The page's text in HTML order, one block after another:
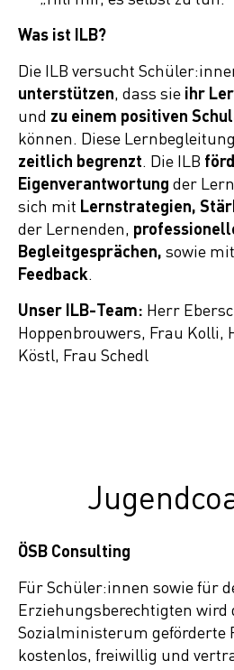
Was ist ILB?
Die ILB versucht
unterstützen, dass sie ihr
und zu einem positiven
können. Diese
zeitlich begrenzt. Die ILB
Eigenverantwortung der
sich mit Lernstrategien,
der Lernenden,
Begleitgesprächen, sowie mit
Feedback.
Unser ILB-Team: Herr
Hoppenbrouwers, Frau Kolli,
Köstl, Frau Schedl
ÖSB Consulting
Für Schüler:innen sowie für
Erziehungsberechtigten wird
Sozialministerum geförderte
kostenlos, freiwillig und